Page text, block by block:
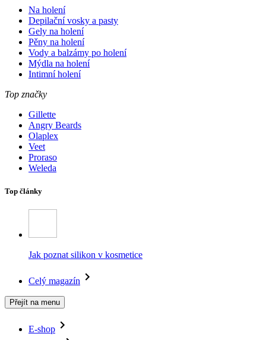
Na holení
Depilační vosky a pasty
Gely na holení
Pěny na holení
Vody a balzámy po holení
Mýdla na holení
Intimní holení
Top značky
Gillette
Angry Beards
Olaplex
Veet
Proraso
Weleda
Top články
Jak poznat silikon v kosmetice
Celý magazín
Přejít na menu
E-shop